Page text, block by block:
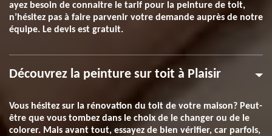
ayez besoin de connaitre le tarif pour la peinture de toit,
n’hésitez pas à faire parvenir votre demande auprès de notre
équipe. Le devis est gratuit.
Découvrez la peinture sur toit à Plaisir
Vous hésitez sur la rénovation du toit de votre maison? Peut-
être que vous tombez dans le choix de le changer ou de le
colorer. Mais avant tout, essayez de bien vérifier, car parfois,